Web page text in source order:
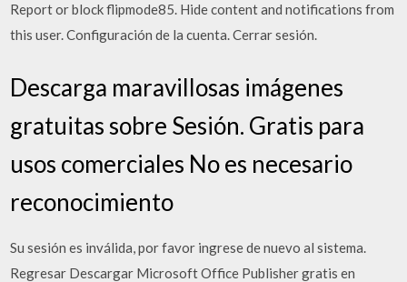
Report or block flipmode85. Hide content and notifications from
this user. Configuración de la cuenta. Cerrar sesión.
Descarga maravillosas imágenes
gratuitas sobre Sesión. Gratis para
usos comerciales No es necesario
reconocimiento
Su sesión es inválida, por favor ingrese de nuevo al sistema.
Regresar Descargar Microsoft Office Publisher gratis en